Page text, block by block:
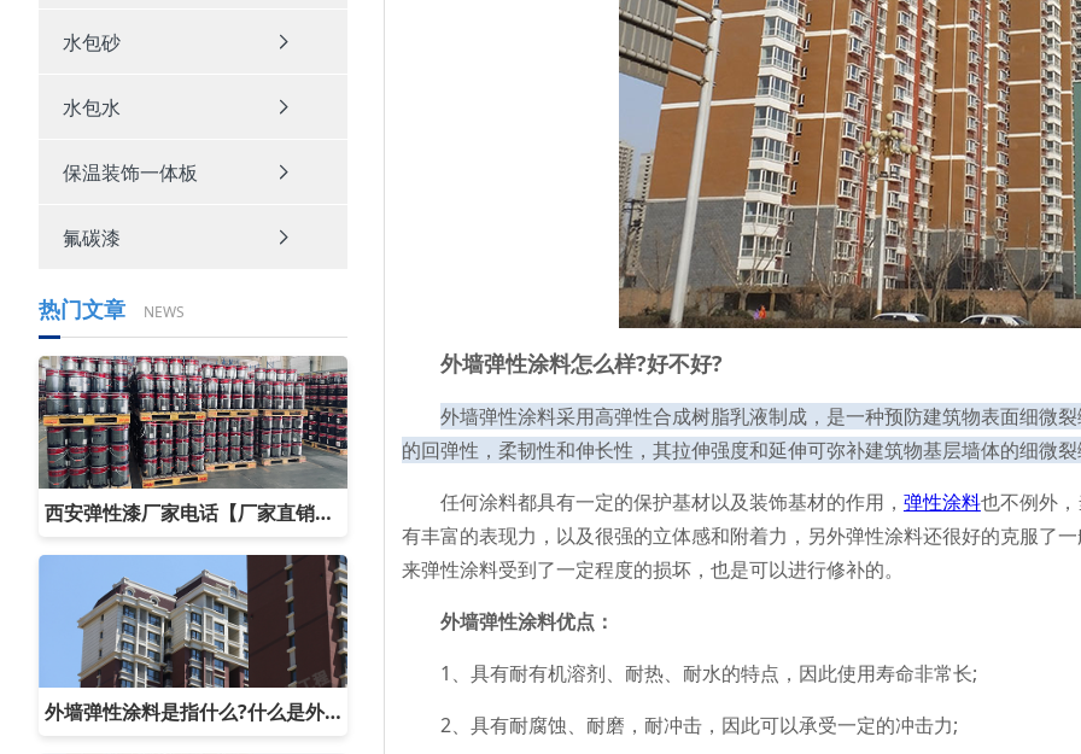
水包砂
水包水
保温装饰一体板
氟碳漆
热门文章 NEWS
西安弹性漆厂家电话【厂家直销批发】
外墙弹性涂料是指什么?什么是外墙弹性涂料
外墙弹性涂料怎么样?好不好?
外墙弹性涂料采用高弹性合成树脂乳液制成，是一种预防建筑物表面细微
的回弹性，柔韧性和伸长性，其拉伸强度和延伸可弥补建筑物基层墙体的细微
任何涂料都具有一定的保护基材以及装饰基材的作用， 弹性涂料也不例外
有丰富的表现力，以及很强的立体感和附着力，另外弹性涂料还很好的克服了
来弹性涂料受到了一定程度的损坏，也是可以进行修补的。
外墙弹性涂料优点：
1、具有耐有机溶剂、耐热、耐水的特点，因此使用寿命非常长;
2、具有耐腐蚀、耐磨，耐冲击，因此可以承受一定的冲击力;